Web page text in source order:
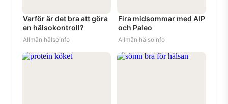
Varför är det bra att göra
en hälsokontroll?
Allmän hälsoinfo
Fira midsommar med AIP
och Paleo
Allmän hälsoinfo